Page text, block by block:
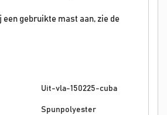
een gebruikte mast aan, zie de
Uit-vla-150225-cuba
Spunpolyester